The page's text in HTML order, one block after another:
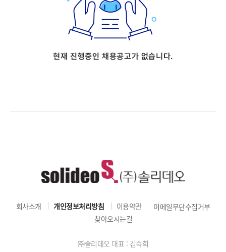
회사소개 개인정보처리방침 이용약관
이메일무단수집거부
찾아오시는길
㈜솔리데오 대표 : 김숙희